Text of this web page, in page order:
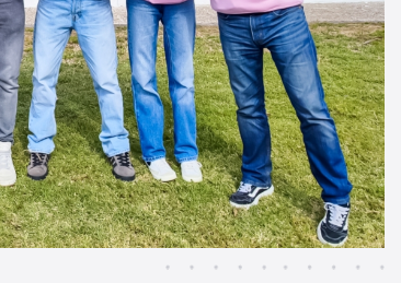
Alicantinas e Tende a Stringhe